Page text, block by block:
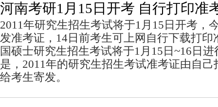
河南考研1月15日开考 自行打印准
2011年研究生招生考试将于1月15日开考，
发准考证，14日前考生可上网自行下载打印
国硕士研究生招生考试将于1月15日~16日
是，2011年的研究生招生考试准考证由自
给考生寄发。